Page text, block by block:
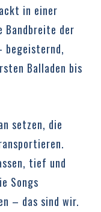
in einer
Bandbreite der
begeisternd,
Balladen bis
setzen, die
tief und
Songs
– das sind wir.